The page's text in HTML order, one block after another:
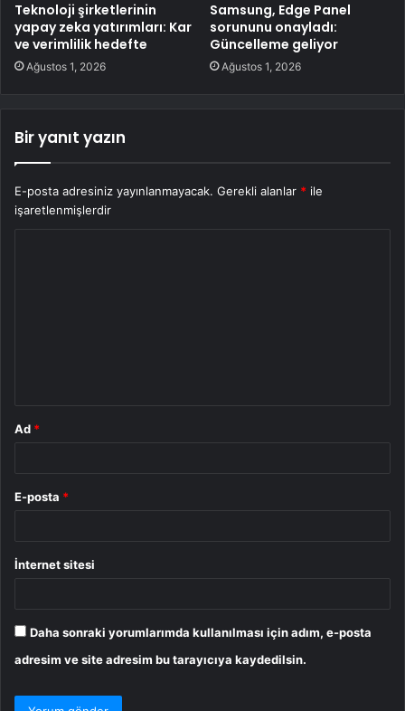
Teknoloji şirketlerinin
yapay zeka yatırımları: Kar
ve verimlilik hedefte
Ağustos 1, 2026
Samsung, Edge Panel
sorununu onayladı:
Güncelleme geliyor
Ağustos 1, 2026
Bir yanıt yazın
E-posta adresiniz yayınlanmayacak. Gerekli alanlar * ile
işaretlenmişlerdir
Ad *
E-posta *
İnternet sitesi
Daha sonraki yorumlarımda kullanılması için adım, e-posta
adresim ve site adresim bu tarayıcıya kaydedilsin.